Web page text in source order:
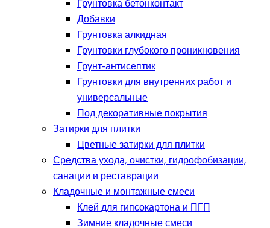
Грунтовка бетонконтакт
Добавки
Грунтовка алкидная
Грунтовки глубокого проникновения
Грунт-антисептик
Грунтовки для внутренних работ и
универсальные
Под декоративные покрытия
Затирки для плитки
Цветные затирки для плитки
Средства ухода, очистки, гидрофобизации,
санации и реставрации
Кладочные и монтажные смеси
Клей для гипсокартона и ПГП
Зимние кладочные смеси